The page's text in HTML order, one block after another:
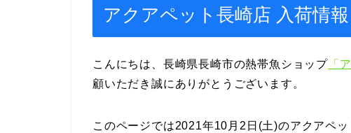
アクアペット長崎店 入荷情
こんにちは、長崎県長崎市の熱帯魚ショップ 「
顧いただき誠にありがとうございます。
このページでは2021年10月2日(土)のアクアペ